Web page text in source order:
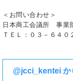
＜お問い合わせ＞
日本商工会議所 事業
ＴＥＬ：０３－６４
@jcci_kentei か